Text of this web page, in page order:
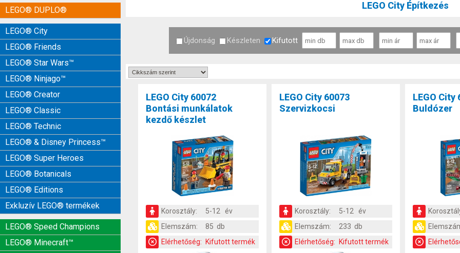
LEGO® DUPLO®
LEGO® City
LEGO® Friends
LEGO® Star Wars™
LEGO® Ninjago™
LEGO® Creator
LEGO® Classic
LEGO® Technic
LEGO® & Disney Princess™
LEGO® Super Heroes
LEGO® Botanicals
LEGO® Editions
Exkluzív LEGO® termékek
LEGO® Speed Champions
LEGO® Minecraft™
LEGO City Építkezés
Újdonság Készleten Kifutott
LEGO City 60072
Bontási munkálatok
kezdő készlet
Korosztály:
5-12 év
Elemszám:
85 db
Elérhetőség:
Kifutott termék
LEGO City 60073
Szervizkocsi
Korosztály:
5-12 év
Elemszám:
233 db
Elérhetőség:
Kifutott termék
LEGO City
Buldózer